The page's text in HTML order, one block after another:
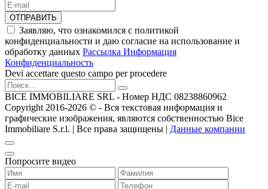
ОТПРАВИТЬ
Заявляю, что ознакомился с политикой
конфиденциальности и даю согласие на использование и
обработку данных Рассылка Информация
Конфиденциальность
Devi accettare questo campo per procedere
BICE IMMOBILIARE SRL - Номер НДС 08238860962
Copyright 2016-2026 ©️ - Вся текстовая информация и
графические изображения, являются собственностью Bice
Immobiliare S.r.l. | Все права защищены | Данные компании
Попросите видео